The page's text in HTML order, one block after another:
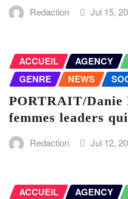
Redaction Jul 15,
ACCUEIL AGENCY
GENRE
NEWS
PORTRAIT/Danie
femmes leaders
Redaction Jul 12,
ACCUEIL AGENCY